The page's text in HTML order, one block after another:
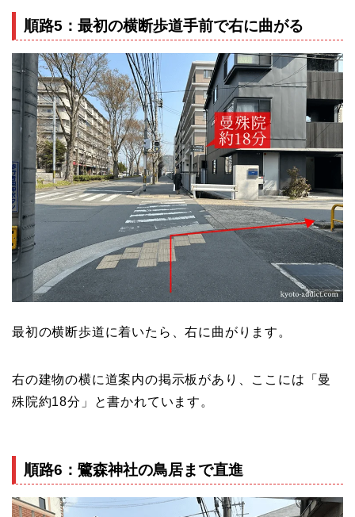
順路5：最初の横断歩道手前で右に曲がる
最初の横断歩道に着いたら、右に曲がります。
右の建物の横に道案内の掲示板があり、ここには「曼
殊院約18分」と書かれています。
順路6：鷺森神社の鳥居まで直進